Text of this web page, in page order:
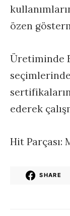
özen
Üretiminde
ederek
Hit Parçası:
SHARE